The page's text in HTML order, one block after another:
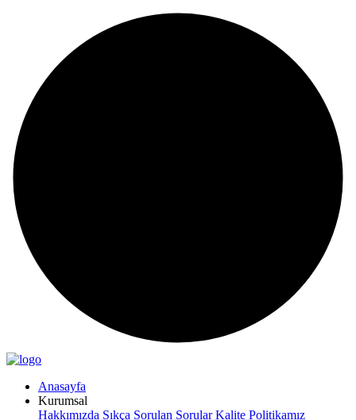
Anasayfa
Kurumsal
Hakkımızda Sıkça Sorulan SorularKalite Politikamız